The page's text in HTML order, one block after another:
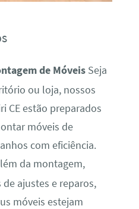
de MóveisSeja
ou loja, nossos
CE estão preparados
móveis de
com eficiência.
da montagem,
ajustes e reparos,
móveis estejam